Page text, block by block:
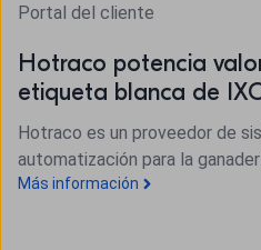
Portal del cliente
Hotraco potencia
etiqueta blanca de
Hotraco es un proveedor de
automatización para la
Más información